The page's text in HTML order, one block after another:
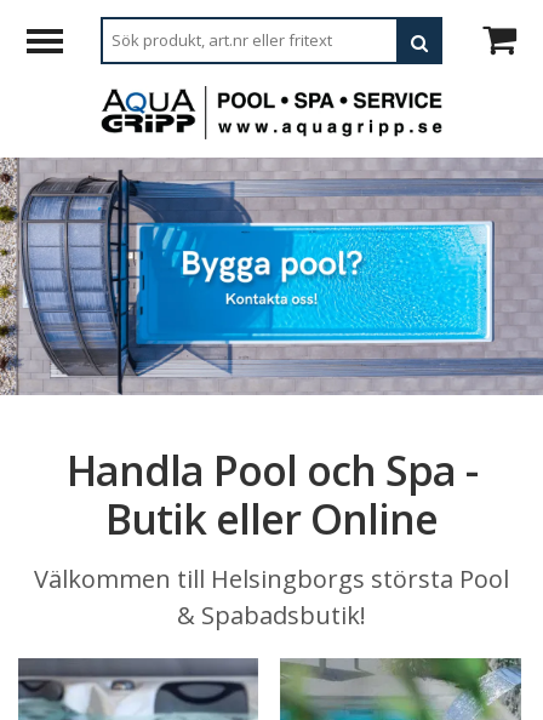
Handla Pool och Spa -
Butik eller Online
Välkommen till Helsingborgs största Pool
& Spabadsbutik!